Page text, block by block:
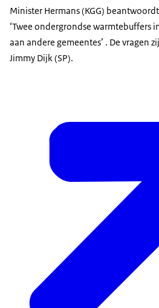
Minister Hermans (KGG)
‘Twee ondergrondse warmtebuffers
aan andere gemeentes’ . De vragen
Jimmy Dijk (SP).